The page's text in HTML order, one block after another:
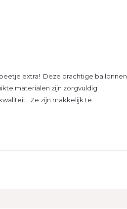
extra! Deze prachtige ballonnen
materialen zijn zorgvuldig
Ze zijn makkelijk te